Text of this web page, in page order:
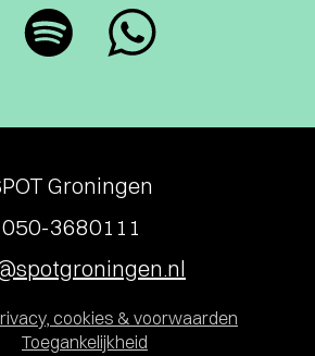
Groningen
050-3680111
cookies & voorwaarden
Toegankelijkheid